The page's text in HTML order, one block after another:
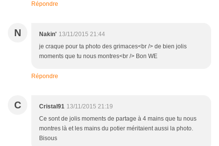
Répondre
N Nakin' 13/11/2015 21:44
je craque pour ta photo des grimaces<br /> de bien jolis
moments que tu nous montres<br /> Bon WE
Répondre
C Cristal91 13/11/2015 21:19
Ce sont de jolis moments de partage à 4 mains que tu nous
montres là et les mains du potier méritaient aussi la photo.
Bisous